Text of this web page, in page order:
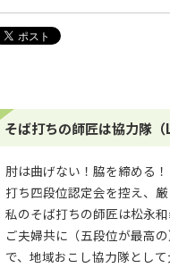
そば打ちの師匠は協力隊
肘は曲げない！脇を締める
打ち四段位認定会を控え、
私のそば打ちの師匠は松永
ご夫婦共に（五段位が最高
で、地域おこし協力隊とし